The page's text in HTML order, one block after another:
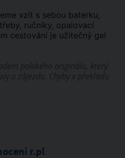
vzít s sebou baterku,
ručníky, opalovací
cestování je užitečný gel
r.pl